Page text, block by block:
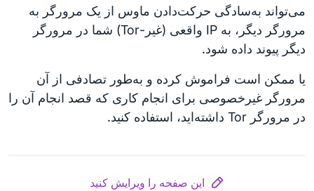
می‌تواند به‌سادگی حرکت‌دادن ماوس از یک مرورگر به
مرورگر دیگر، به IP واقعی (غیر-Tor) شما در مرورگر
دیگر پیوند داده شود.
یا ممکن است فراموش کرده و به‌طور تصادفی از آن
مرورگر غیرخصوصی برای انجام کاری که قصد انجام آن را
در مرورگر Tor داشته‌اید، استفاده کنید.
این صفحه را ویرایش کنید